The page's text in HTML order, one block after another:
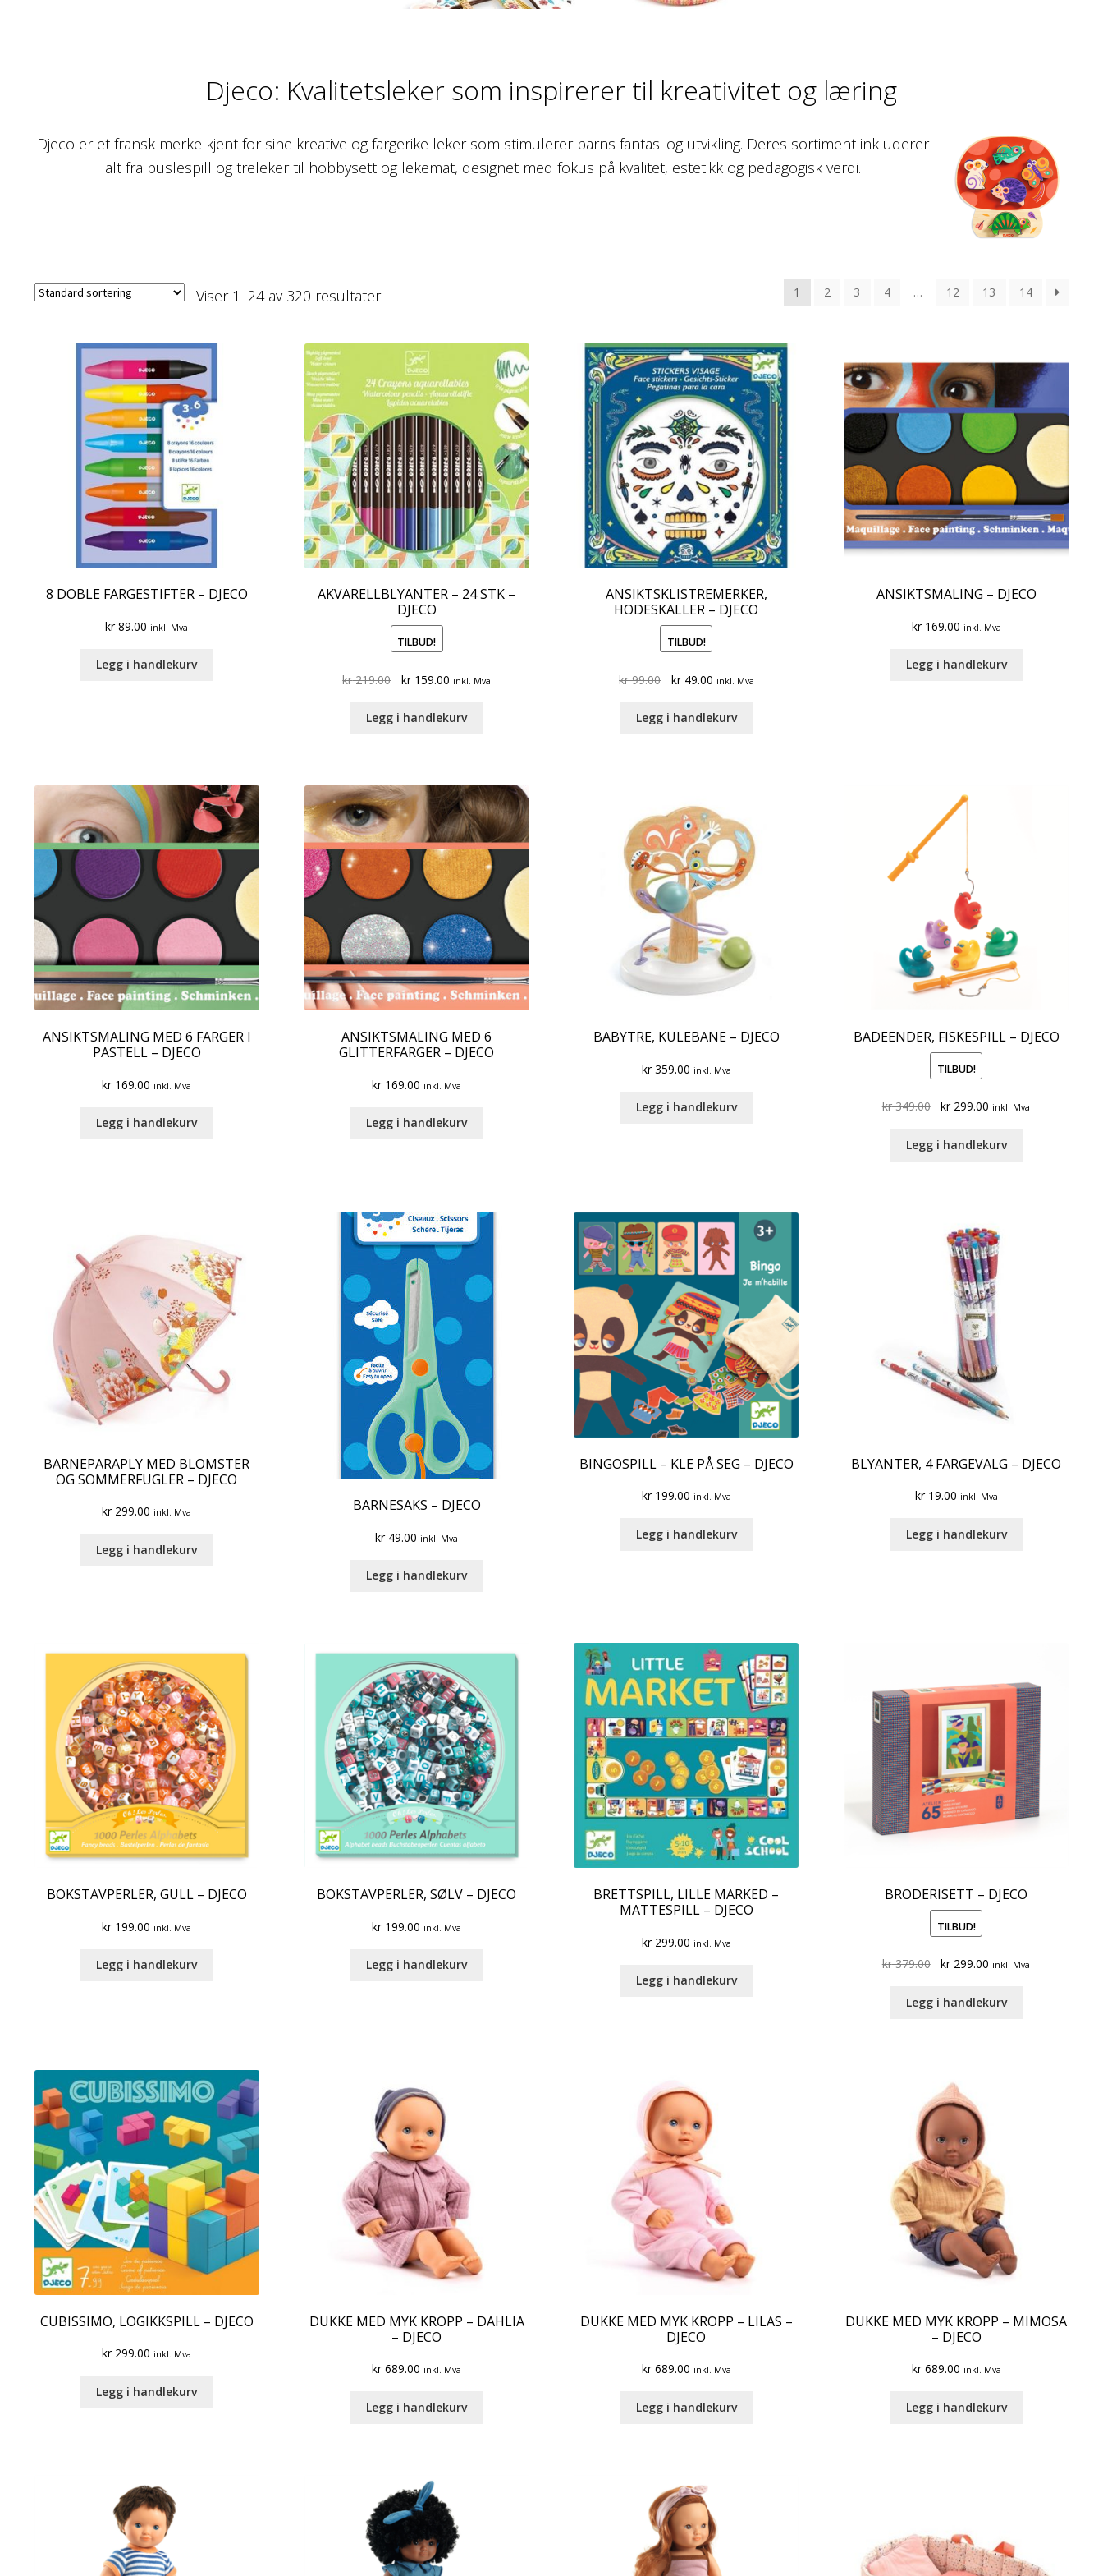
Djeco: Kvalitetsleker som inspirerer til kreativitet og læring
Djeco er et fransk merke kjent for sine kreative og fargerike leker som stimulerer barns fantasi og utvikling. Deres sortiment inkluderer
alt fra puslespill og treleker til hobbysett og lekemat, designet med fokus på kvalitet, estetikk og pedagogisk verdi.
Viser 1–24 av 320 resultater 1 2 3 4 … 12 13 14
8 DOBLE FARGESTIFTER – DJECO
kr89.00 inkl. Mva
Legg i handlekurv
AKVARELLBLYANTER – 24 STK –
DJECO
TILBUD!
kr219.00
Original
was:
kr159.00Current
is:
inkl. Mva
Legg i handlekurv
ANSIKTSKLISTREMERKER,
HODESKALLER – DJECO
TILBUD!
kr99.00
Original
was:
kr49.00Current
is:
inkl. Mva
Legg i handlekurv
ANSIKTSMALING – DJECO
kr169.00 inkl. Mva
Legg i handlekurv
ANSIKTSMALING MED 6 FARGER I
PASTELL – DJECO
kr169.00 inkl. Mva
Legg i handlekurv
ANSIKTSMALING MED 6
GLITTERFARGER – DJECO
kr169.00 inkl. Mva
Legg i handlekurv
BABYTRE, KULEBANE – DJECO
kr359.00 inkl. Mva
Legg i handlekurv
BADEENDER, FISKESPILL – DJECO
TILBUD!
kr349.00
Original
was:
kr299.00 Current
is:
inkl. Mva
Legg i handlekurv
BARNEPARAPLY MED BLOMSTER
OG SOMMERFUGLER – DJECO
kr299.00 inkl. Mva
Legg i handlekurv
BARNESAKS – DJECO
kr49.00 inkl. Mva
Legg i handlekurv
BINGOSPILL – KLE PÅ SEG – DJECO
kr199.00 inkl. Mva
Legg i handlekurv
BLYANTER, 4 FARGEVALG – DJECO
kr19.00 inkl. Mva
Legg i handlekurv
BOKSTAVPERLER, GULL – DJECO
kr199.00 inkl. Mva
Legg i handlekurv
BOKSTAVPERLER, SØLV – DJECO
kr199.00 inkl. Mva
Legg i handlekurv
BRETTSPILL, LILLE MARKED –
MATTESPILL – DJECO
kr299.00 inkl. Mva
Legg i handlekurv
BRODERISETT – DJECO
TILBUD!
kr379.00
Original
was:
kr299.00 Current
is:
inkl. Mva
Legg i handlekurv
CUBISSIMO, LOGIKKSPILL – DJECO
kr299.00 inkl. Mva
Legg i handlekurv
DUKKE MED MYK KROPP – DAHLIA
– DJECO
kr689.00 inkl. Mva
Legg i handlekurv
DUKKE MED MYK KROPP – LILAS –
DJECO
kr689.00 inkl. Mva
Legg i handlekurv
DUKKE MED MYK KROPP – MIMOSA
– DJECO
kr689.00 inkl. Mva
Legg i handlekurv